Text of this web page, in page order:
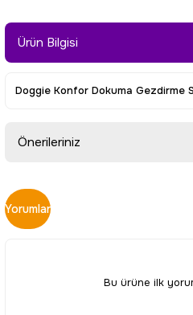
Ürün Bilgisi
Doggie Konfor Dokuma Gezdirme
Önerileriniz
Bu ürünün fiyat bilgisi, resim, ürün
konularda yetersiz gördüğünüz
kullanarak tarafımıza iletebilirsiniz.
Ürün resmi kalitesiz, bozuk
Yorumlar
Bu ürüne ilk